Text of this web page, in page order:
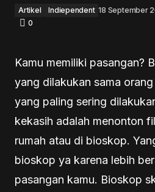
Artikel Indiependent 18 September
0
Kamu memiliki pasangan?
yang dilakukan sama
yang paling sering
kekasih adalah menonton
rumah atau di bioskop.
bioskop ya karena lebih
pasangan kamu. Bioskop